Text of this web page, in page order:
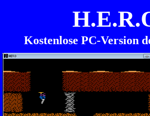
Kostenlose PC-Version